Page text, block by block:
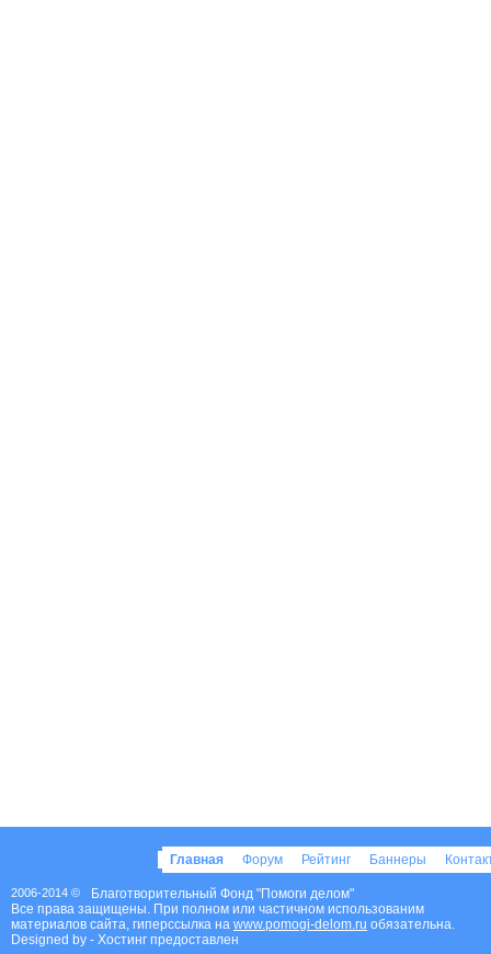
Главная Форум Рейтинг Баннеры
2006-2014 ©
Благотворительный Фонд "Помоги делом"
Все права защищены. При полном или частичном использованим
материалов сайта, гиперссылка на www.pomogi-delom.ru обязательна.
Designed by - Хостинг предоставлен